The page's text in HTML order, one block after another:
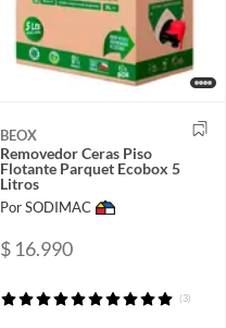
BEOX
Removedor Ceras Piso
Flotante Parquet Ecobox 5
Litros
Por SODIMAC
$ 16.990
(3)